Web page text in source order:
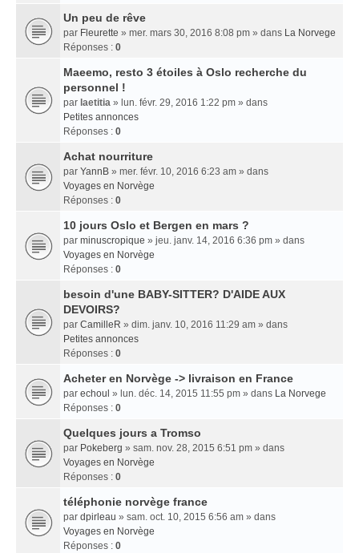
Un peu de rêve
par Fleurette » mer. mars 30, 2016 8:08 pm » dans La Norvege
Réponses : 0
Maeemo, resto 3 étoiles à Oslo recherche du
personnel !
par laetitia » lun. févr. 29, 2016 1:22 pm » dans
Petites annonces
Réponses : 0
Achat nourriture
par YannB » mer. févr. 10, 2016 6:23 am » dans
Voyages en Norvège
Réponses : 0
10 jours Oslo et Bergen en mars ?
par minuscropique » jeu. janv. 14, 2016 6:36 pm » dans
Voyages en Norvège
Réponses : 0
besoin d'une BABY-SITTER? D'AIDE AUX
DEVOIRS?
par CamilleR » dim. janv. 10, 2016 11:29 am » dans
Petites annonces
Réponses : 0
Acheter en Norvège -> livraison en France
par echoul » lun. déc. 14, 2015 11:55 pm » dans La Norvege
Réponses : 0
Quelques jours a Tromso
par Pokeberg » sam. nov. 28, 2015 6:51 pm » dans
Voyages en Norvège
Réponses : 0
téléphonie norvège france
par dpirleau » sam. oct. 10, 2015 6:56 am » dans
Voyages en Norvège
Réponses : 0